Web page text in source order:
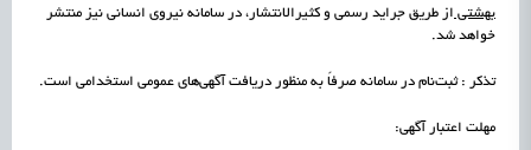
بهشتی از طریق جراید رسمی و کثیرالانتشار، در سامانه نیروی انسانی نیز منتشر
خواهد شد.
تذکر : ثبت‌نام در سامانه صرفاً به منظور دریافت آگهی‌های عمومی استخدامی است.
مهلت اعتبار آگهی: